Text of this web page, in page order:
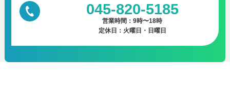
045-820-5185
営業時間：9時〜18時
定休日：火曜日・日曜日